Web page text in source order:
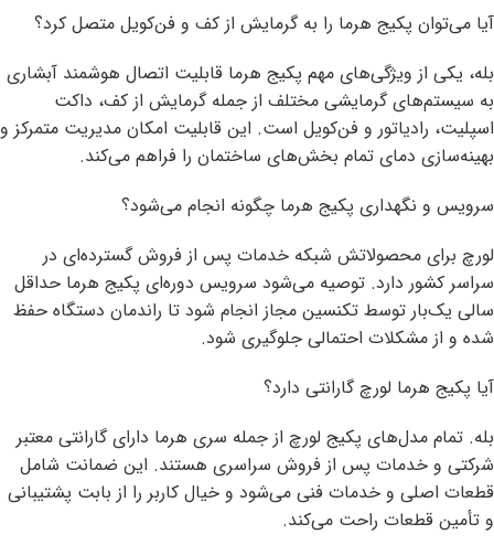
آیا می‌توان پکیج هرما را به گرمایش از کف و فن‌کویل متصل کرد؟
بله، یکی از ویژگی‌های مهم پکیج هرما قابلیت اتصال هوشمند آبشاری
به سیستم‌های گرمایشی مختلف از جمله گرمایش از کف، داکت
اسپلیت، رادیاتور و فن‌کویل است. این قابلیت امکان مدیریت متمرکز و
بهینه‌سازی دمای تمام بخش‌های ساختمان را فراهم می‌کند.
سرویس و نگهداری پکیج هرما چگونه انجام می‌شود؟
لورچ برای محصولاتش شبکه خدمات پس از فروش گسترده‌ای در
سراسر کشور دارد. توصیه می‌شود سرویس دوره‌ای پکیج هرما حداقل
سالی یک‌بار توسط تکنسین مجاز انجام شود تا راندمان دستگاه حفظ
شده و از مشکلات احتمالی جلوگیری شود.
آیا پکیج هرما لورچ گارانتی دارد؟
بله. تمام مدل‌های پکیج لورچ از جمله سری هرما دارای گارانتی معتبر
شرکتی و خدمات پس از فروش سراسری هستند. این ضمانت شامل
قطعات اصلی و خدمات فنی می‌شود و خیال کاربر را از بابت پشتیبانی
و تأمین قطعات راحت می‌کند.